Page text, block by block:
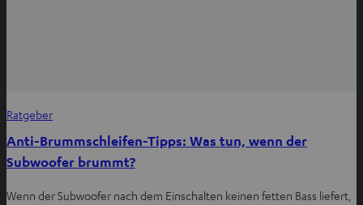
Ratgeber
Anti-Brummschleifen-Tipps: Was tun, wenn der
Subwoofer brummt?
Wenn der Subwoofer nach dem Einschalten keinen fetten Bass liefert,